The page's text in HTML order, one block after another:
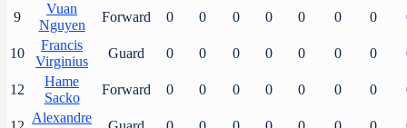
9
Vuan
Nguyen
Forward 0 0 0 0 0 0 0
10
Francis
Virginius
Guard 0 0 0 0 0 0 0
12
Hame
Sacko
Forward 0 0 0 0 0 0 0
Alexandre